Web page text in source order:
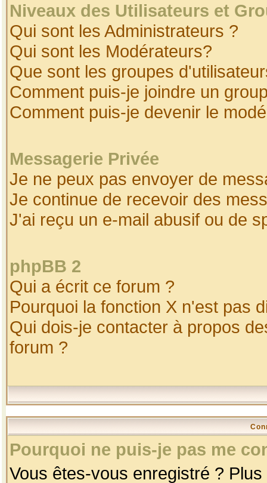
Niveaux des Utilisateurs et
Qui sont les Administrateurs ?
Qui sont les Modérateurs?
Que sont les groupes
Comment puis-je joindre un
Comment puis-je devenir le
Messagerie Privée
Je ne peux pas envoyer de
Je continue de recevoir des
J'ai reçu un e-mail abusif ou de
phpBB 2
Qui a écrit ce forum ?
Pourquoi la fonction X n'est pas
Qui dois-je contacter à propos
forum ?
Pourquoi ne puis-je pas me
Vous êtes-vous enregistré ?